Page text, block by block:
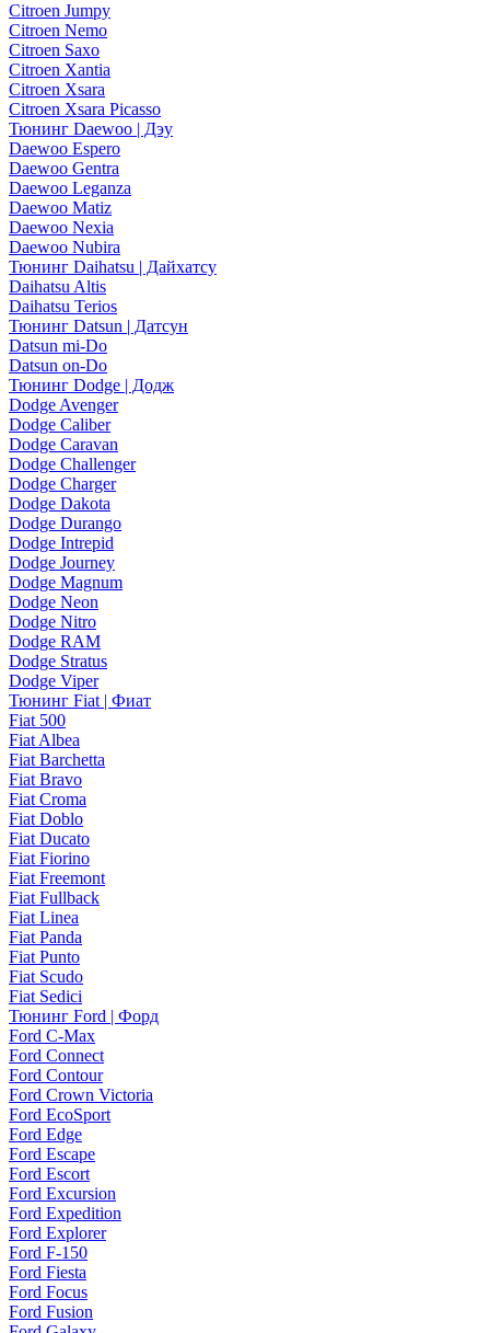
Citroen Jumpy
Citroen Nemo
Citroen Saxo
Citroen Xantia
Citroen Xsara
Citroen Xsara Picasso
Тюнинг Daewoo | Дэу
Daewoo Espero
Daewoo Gentra
Daewoo Leganza
Daewoo Matiz
Daewoo Nexia
Daewoo Nubira
Тюнинг Daihatsu | Дайхатсу
Daihatsu Altis
Daihatsu Terios
Тюнинг Datsun | Датсун
Datsun mi-Do
Datsun on-Do
Тюнинг Dodge | Додж
Dodge Avenger
Dodge Caliber
Dodge Caravan
Dodge Challenger
Dodge Charger
Dodge Dakota
Dodge Durango
Dodge Intrepid
Dodge Journey
Dodge Magnum
Dodge Neon
Dodge Nitro
Dodge RAM
Dodge Stratus
Dodge Viper
Тюнинг Fiat | Фиат
Fiat 500
Fiat Albea
Fiat Barchetta
Fiat Bravo
Fiat Croma
Fiat Doblo
Fiat Ducato
Fiat Fiorino
Fiat Freemont
Fiat Fullback
Fiat Linea
Fiat Panda
Fiat Punto
Fiat Scudo
Fiat Sedici
Тюнинг Ford | Форд
Ford C-Max
Ford Connect
Ford Contour
Ford Crown Victoria
Ford EcoSport
Ford Edge
Ford Escape
Ford Escort
Ford Excursion
Ford Expedition
Ford Explorer
Ford F-150
Ford Fiesta
Ford Focus
Ford Fusion